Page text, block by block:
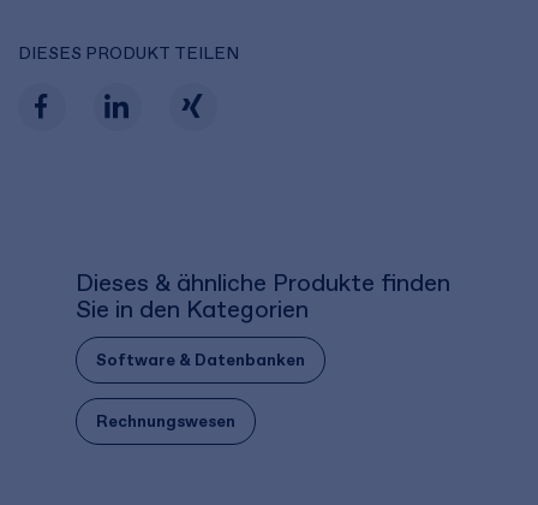
DIESES PRODUKT TEILEN
Dieses & ähnliche Produkte finden
Sie in den Kategorien
Software & Datenbanken
Rechnungswesen